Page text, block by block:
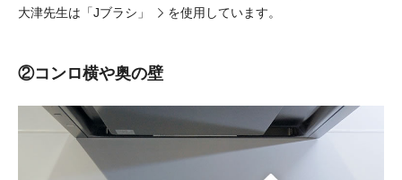
大津先生は 「Jブラシ」 を使用しています。
②コンロ横や奥の壁